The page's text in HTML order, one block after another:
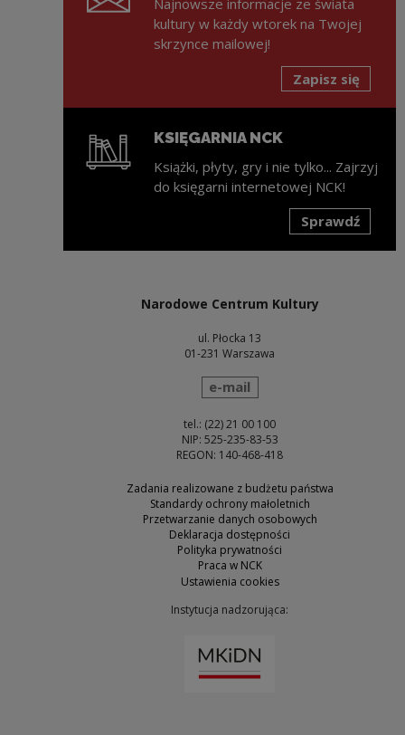
Najnowsze informacje ze świata
kultury w każdy wtorek na Twojej
skrzynce mailowej!
Zapisz się
KSIĘGARNIA NCK
Książki, płyty, gry i nie tylko... Zajrzyj
do księgarni internetowej NCK!
Sprawdź
Narodowe Centrum Kultury
ul. Płocka 13
01-231 Warszawa
wyślij wiadomość
e-mail
tel.: (22) 21 00 100
NIP: 525-235-83-53
REGON: 140-468-418
Zadania realizowane z budżetu państwa
Standardy ochrony małoletnich
Przetwarzanie danych osobowych
Deklaracja dostępności
Polityka prywatności
Praca w NCK
Ustawienia cookies
Instytucja nadzorująca: